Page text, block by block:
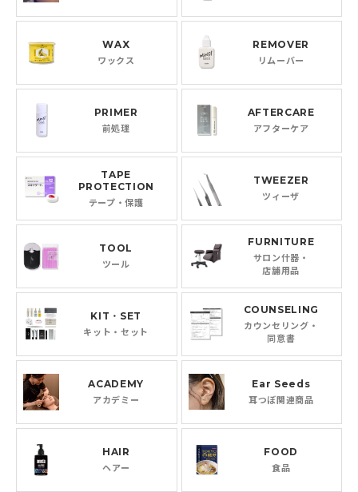
WAX
ワックス
REMOVER
リムーバー
PRIMER
前処理
AFTERCARE
アフターケア
TAPE
PROTECTION
テープ・保護
TWEEZER
ツィーザ
TOOL
ツール
FURNITURE
サロン什器・
店舗用品
KIT・SET
キット・セット
COUNSELING
カウンセリング・
同意書
ACADEMY
アカデミー
Ear Seeds
耳つぼ関連商品
HAIR
ヘアー
FOOD
食品